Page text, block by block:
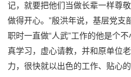
记，就要把他们当做长辈一样尊
做得开心。”殷洪年说，基层党支
职时一直做“人武”工作的他是个
真学习，虚心请教，并和原单位
力，很快就以出色的工作、贴心